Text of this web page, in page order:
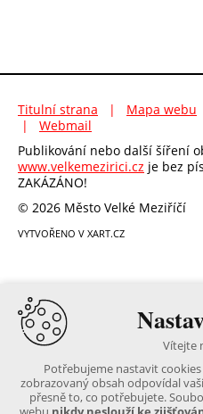
Titulní strana | Mapa webu
| Webmail
Publikování nebo další šíření
www.velkemezirici.cz je bez
ZAKÁZÁNO!
© 2026 Město Velké Meziříčí
VYTVOŘENO V XART.CZ
Vítejte
Potřebujeme nastavit
zobrazovaný obsah odpovídal
přesně to, co potřebujete.